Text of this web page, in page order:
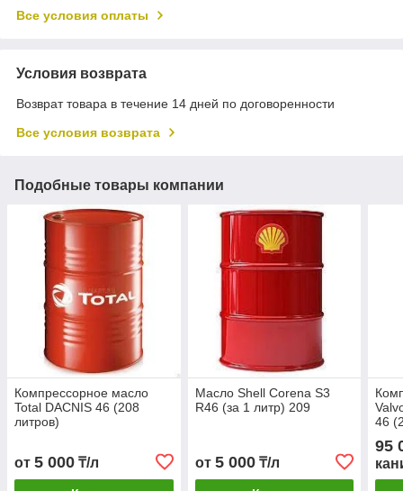
Все условия оплаты
Условия возврата
Возврат товара в течение 14 дней по договоренности
Все условия возврата
Подобные товары компании
Компрессорное масло
Total DACNIS 46 (208
литров)
от 5 000 ₸/л
Масло Shell Corena S3
R46 (за 1 литр) 209
от 5 000₸/л
46
95